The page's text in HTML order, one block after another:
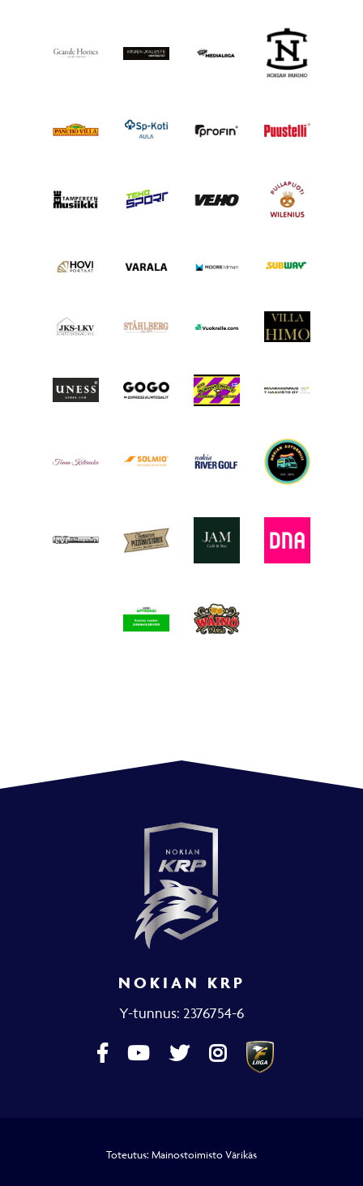
NOKIAN KRP
Y-tunnus: 2376754-6
Toteutus: Mainostoimisto Värikäs